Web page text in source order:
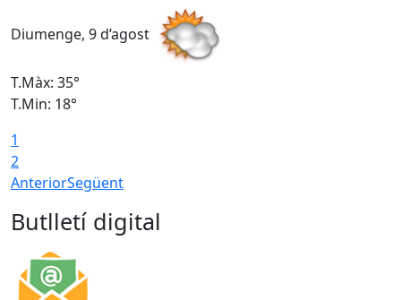
Diumenge, 9 d’agost
T.Màx: 35°
T.Min: 18°
1
2
AnteriorSegüent
Butlletí digital